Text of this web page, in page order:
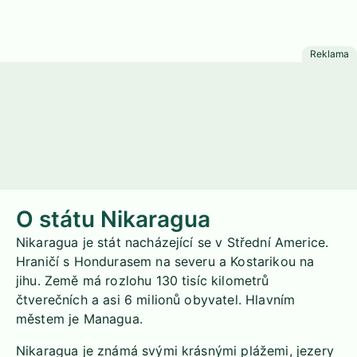
O státu Nikaragua
Nikaragua je stát nacházející se v Střední Americe.
Hraničí s Hondurasem na severu a Kostarikou na
jihu. Země má rozlohu 130 tisíc kilometrů
čtverečních a asi 6 milionů obyvatel. Hlavním
městem je Managua.
Nikaragua je známá svými krásnými plážemi, jezery